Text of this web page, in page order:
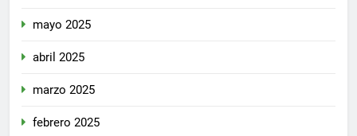
mayo 2025
abril 2025
marzo 2025
febrero 2025